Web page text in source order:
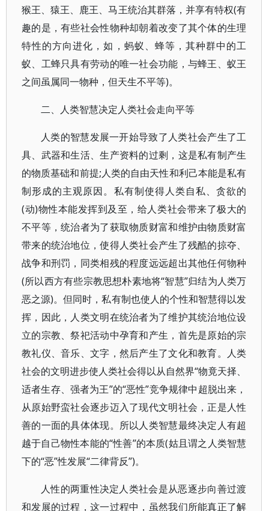
猴王、猿王、鹿王、马王统治其群落，并享有特权(有
趣的是，有些社会性物种却朝着改变了其个体的生理
特性的方向进化，如，蚂蚁、蜂等，其种群中的工
蚁、工蜂只具有劳动的唯一社会功能，与蜂王、蚁王
之间虽属同一物种，但天生不平等)。
二、人类智慧决定人类社会走向平等
人类的智慧发展一开始导致了人类社会产生了工
具、武器和生活、生产资料的过剩，这是私有制产生
的物质基础和前提;人类的自由天性和利己本能是私有
制形成的主观原因。私有制使得人类自私、贪欲的
(动)物性本能发挥到及至，给人类社会带来了极大的
不平等，统治者为了获取物质财富和维护由物质财富
带来的统治地位，使得人类社会产生了残酷的掠夺、
战争和刑罚，同类相残的程度远远超出其他任何物种
(所以西方有些宗教思想朴素地将“智慧”归结为人类万
恶之源)。但同时，私有制也使人的个性和智慧得以发
挥，因此，人类文明在统治者为了维护其统治地位设
立的宗教、祭祀活动中孕育和产生，首先是原始的宗
教礼仪、音乐、文字，然后产生了文化和教育。人类
社会的文明进步使人类社会得以从自然界“物竟天择、
适者生存、强者为王”的“恶性”竞争规律中超脱出来，
从原始野蛮社会逐步迈入了现代文明社会，正是人性
善的一面的具体体现。所以人类智慧最终决定人有超
越于自己物性本能的“性善”的本质(姑且谓之人类智慧
下的“恶”性发展“二律背反”)。
人性的两重性决定人类社会是从恶逐步向善过渡
和发展的过程，这一过程中，虽然我们所能真正了解